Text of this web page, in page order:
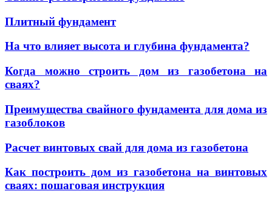
Плитный фундамент
На что влияет высота и глубина фундамента?
Когда можно строить дом из газобетона на
сваях?
Преимущества свайного фундамента для дома из
газоблоков
Расчет винтовых свай для дома из газобетона
Как построить дом из газобетона на винтовых
сваях: пошаговая инструкция